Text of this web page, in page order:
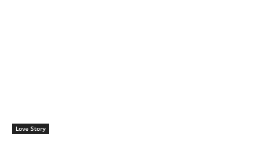
Love Story